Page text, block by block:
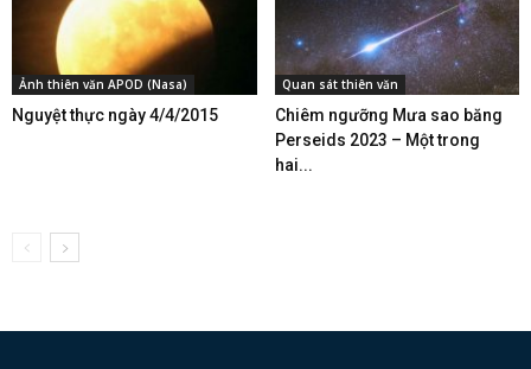
Ảnh thiên văn APOD (Nasa)
Nguyệt thực ngày 4/4/2015
Quan sát thiên văn
Chiêm ngưỡng Mưa sao băng
Perseids 2023 – Một trong
hai...